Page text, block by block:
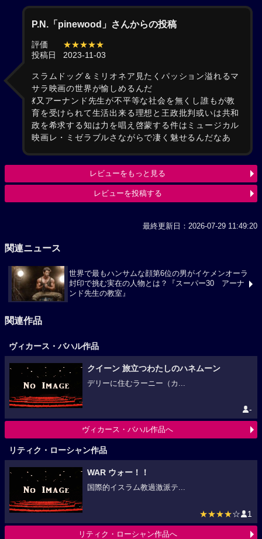
P.N.「pinewood」さんからの投稿
評価
★★★★★
投稿日
2023-11-03
スラムドッグ＆ミリオネア見たくパッション溢れるマ
サラ映画の世界が愉しめるんだ
💃又アーナンド先生が不平等な社会を無くし誰もが教
育を受けられて生活出来る理想と王政批判或いは共和
政を希求する知は力を唱え啓蒙する件はミュージカル
映画レ・ミゼラブルさながらで凄く魅せるんだなあ
レビューをもっと見る
レビューを投稿する
最終更新日：2026-07-29 11:49:20
関連ニュース
世界で最もハンサムな顔第6位の男がイケメンオーラ
封印で挑む実在の人物とは？『スーパー30 アーナ
ンド先生の教室』
関連作品
ヴィカース・バハル作品
クイーン 旅立つわたしのハネムーン
デリーに住むラーニー（カ...
-
ヴィカース・バハル作品へ
リティク・ローシャン作品
WAR ウォー！！
国際的イスラム教過激派テ...
★★★★☆ 1
リティク・ローシャン作品へ